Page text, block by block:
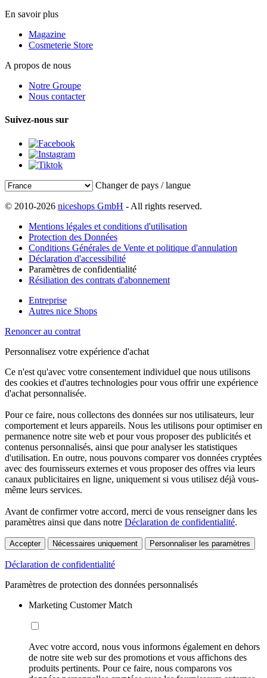
En savoir plus
Magazine
Cosmeterie Store
A propos de nous
Notre Groupe
Nous contacter
Suivez-nous sur
Changer de pays / langue
© 2010-2026 niceshops GmbH - All rights reserved.
Mentions légales et conditions d'utilisation
Protection des Données
Conditions Générales de Vente et politique d'annulation
Déclaration d'accessibilité
Paramètres de confidentialité
Résiliation des contrats d'abonnement
Entreprise
Autres nice Shops
Renoncer au contrat
Personnalisez votre expérience d'achat
Ce n'est qu'avec votre consentement individuel que nous utilisons
des cookies et d'autres technologies pour vous offrir une expérience
d'achat personnalisée.
Pour ce faire, nous collectons des données sur nos utilisateurs, leur
comportement et leurs appareils. Nous les utilisons pour optimiser en
permanence notre site web et pour vous proposer des publicités et
contenus personnalisés, ainsi que pour analyser les statistiques
d'utilisation. En outre, nous pouvons comparer vos données cryptées
avec des fournisseurs externes et vous proposer des offres via leurs
canaux publicitaires en ligne, uniquement si vous utilisez déjà vous-
même leurs services.
Avant de confirmer votre accord, merci de vous renseigner dans les
paramètres ainsi que dans notre Déclaration de confidentialité.
Accepter Nécessaires uniquement Personnaliser les paramètres
Déclaration de confidentialité
Paramètres de protection des données personnalisés
Marketing Customer Match
Avec votre accord, nous vous informons également en dehors
de notre site web sur des promotions et vous affichons des
produits pertinents. Pour ce faire, nous comparons vos